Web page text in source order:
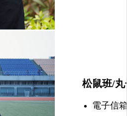
松鼠班/丸
電子信